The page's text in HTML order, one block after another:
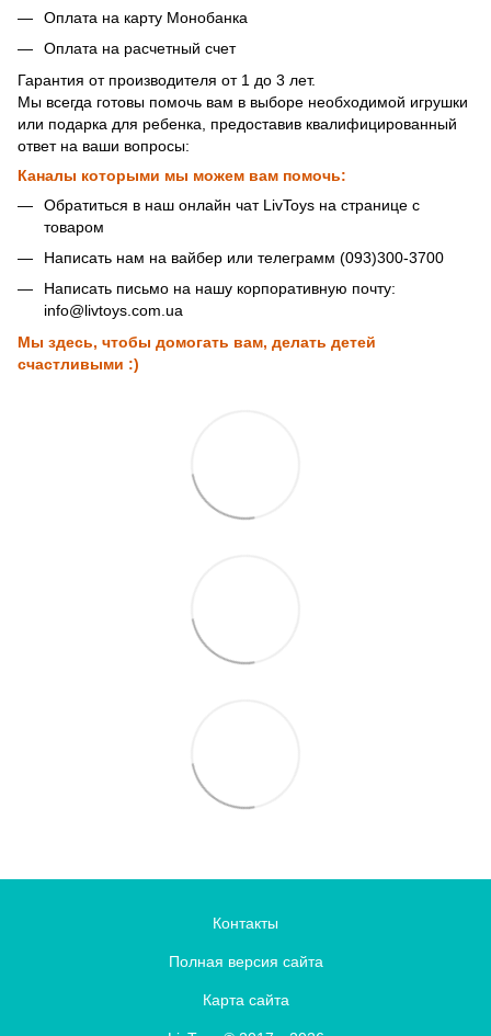
Оплата на карту Монобанка
Оплата на расчетный счет
Гарантия от производителя от 1 до 3 лет.
Мы всегда готовы помочь вам в выборе необходимой игрушки
или подарка для ребенка, предоставив квалифицированный
ответ на ваши вопросы:
Каналы которыми мы можем вам помочь:
Обратиться в наш онлайн чат LivToys на странице с
товаром
Написать нам на вайбер или телеграмм (093)300-3700
Написать письмо на нашу корпоративную почту:
info@livtoys.com.ua
Мы здесь, чтобы домогать вам, делать детей
счастливыми :)
Контакты
Полная версия сайта
Карта сайта